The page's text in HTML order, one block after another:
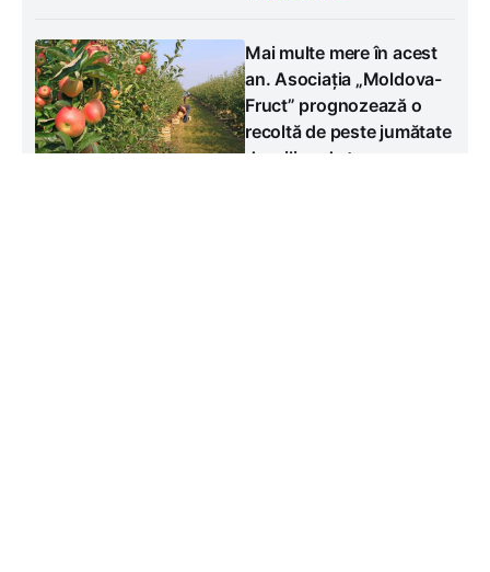
Mai multe mere în acest
an. Asociația „Moldova-
Fruct” prognozează o
recoltă de peste jumătate
de milion de tone